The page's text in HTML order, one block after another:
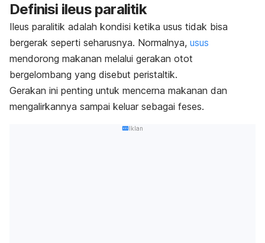
Definisi ileus paralitik
Ileus paralitik adalah kondisi ketika usus tidak bisa
bergerak seperti seharusnya. Normalnya, usus
mendorong makanan melalui gerakan otot
bergelombang yang disebut peristaltik.
Gerakan ini penting untuk mencerna makanan dan
mengalirkannya sampai keluar sebagai feses.
Iklan